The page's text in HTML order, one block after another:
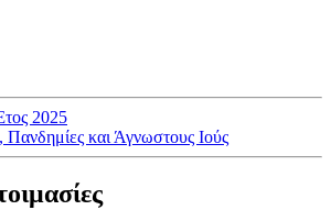
2025
Πανδημίες και Άγνωστους Ιούς